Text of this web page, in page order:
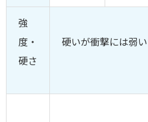
強
度・
硬さ
硬いが衝撃には弱い